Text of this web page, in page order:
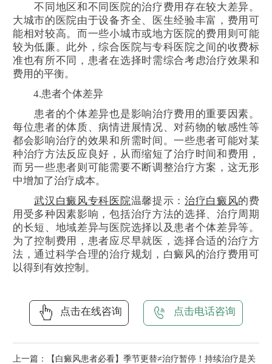
不同地区和不同医院的治疗费用存在较大差异。
大城市的医院由于设备齐全、医生经验丰富，费用可
能相对较高。而一些小城市或地方医院的费用则可能
较为低廉。此外，综合医院与专科医院之间的收费标
准也有所不同，患者在选择时需综合考虑治疗效果和
费用的平衡。
4.患者个体差异
患者的个体差异也是影响治疗费用的重要因素。
每位患者的体质、病情进展情况、对药物的敏感性等
都会影响治疗的效果和所需时间。一些患者可能对某
种治疗方法反应良好，从而缩短了治疗时间和费用，
而另一些患者则可能需要不断调整治疗方案，这无形
中增加了治疗成本。
武汉白癜风专科医院温馨提示： 治疗白癜风的费
用受多种因素影响，包括治疗方法的选择、治疗周期
的长短、地域差异与医院选择以及患者个体差异等。
为了控制费用，患者应尽早就医，选择合适的治疗方
法，通过科学合理的治疗规划，白癜风的治疗费用可
以得到有效控制。
点击在线咨询 点击电话咨询
上一篇：
【白癜风患者必看】季节更替≠治疗暂停！持续治疗是关